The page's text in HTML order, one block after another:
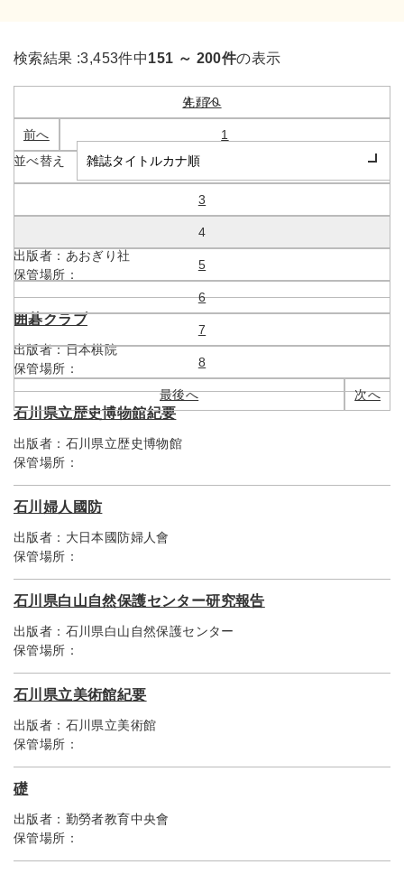
検索結果 :3,453件中151 ～ 200件の表示
4 / 70
先頭へ
前へ 1
2
3
4
5
6
7
8
次へ
最後へ
並べ替え
出版者： あおぎり社
保管場所：
囲碁クラブ
出版者：日本棋院
保管場所：
石川県立歴史博物館紀要
出版者： 石川県立歴史博物館
保管場所：
石川婦人國防
出版者： 大日本國防婦人會
保管場所：
石川県白山自然保護センター研究報告
出版者： 石川県白山自然保護センター
保管場所：
石川県立美術館紀要
出版者： 石川県立美術館
保管場所：
礎
出版者： 勤勞者教育中央會
保管場所：